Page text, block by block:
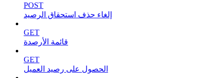
POST
إلغاء حذف استحقاق الرصيد
GET
قائمة الأرصدة
GET
الحصول على رصيد العميل